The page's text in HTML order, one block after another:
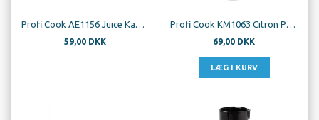
Profi Cook AE1156 Juice Kande
59,00 DKK
Profi Cook KM1063 Citron Presser Kegle Med Filtersigte
69,00 DKK